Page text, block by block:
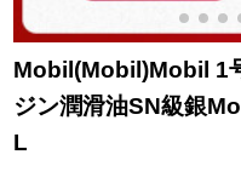
Mobil(Mobil)Mobil 1
ジン潤滑油SN級銀
L